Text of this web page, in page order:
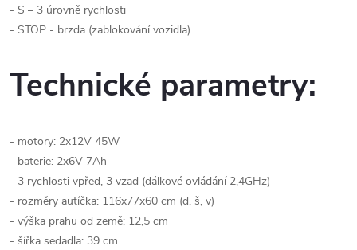
- S – 3 úrovně rychlosti
- STOP - brzda (zablokování vozidla)
Technické parametry:
- motory: 2x12V 45W
- baterie: 2x6V 7Ah
- 3 rychlosti vpřed, 3 vzad (dálkové ovládání 2,4GHz)
- rozměry autíčka: 116x77x60 cm (d, š, v)
- výška prahu od země: 12,5 cm
- šířka sedadla: 39 cm